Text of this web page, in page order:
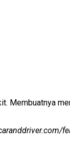
Membuatnya